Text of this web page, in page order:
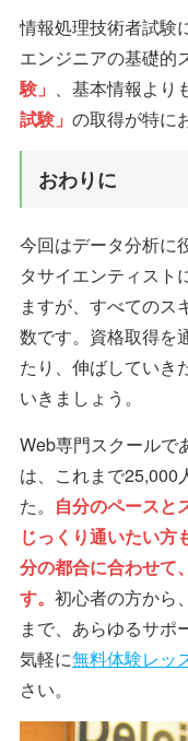
情報処理技術者試験
エンジニアの基礎的
験」 、基本情報より
試験」 の取得が特に
おわりに
今回はデータ分析に
タサイエンティスト
ますが、すべてのス
数です。資格取得を
たり、伸ばしていき
いきましょう。
Web専門スクールで
は、これまで25,000
た。 自分のペースと
じっくり通いたい方
分の都合に合わせて
す。 初心者の方から
まで、あらゆるサポ
気軽に無料体験レッ
さい。